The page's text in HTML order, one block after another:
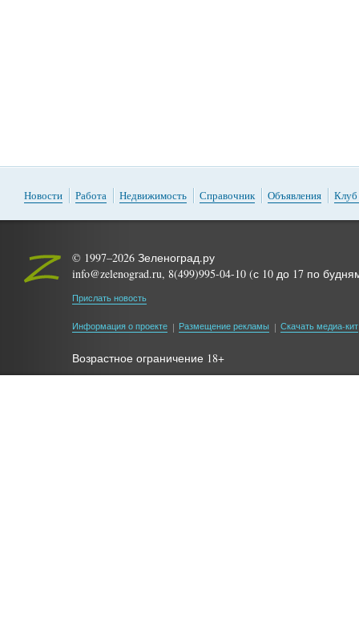
Новости Работа Недвижимость Справочник Объявления Клуб
© 1997–2026 Зеленоград.ру
info@zelenograd.ru, 8(499)995-04-10 (с 10 до 17 по
Прислать новость
Информация о проекте Размещение рекламы Скачать медиа-кит
Возрастное ограничение 18+